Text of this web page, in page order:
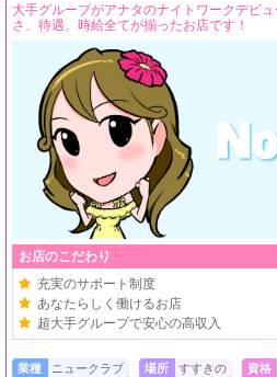
大手グループがアナタのナイトワークデビ
さ、待遇、時給全てが揃ったお店です！
お店のこだわり
充実のサポート制度
あなたらしく働けるお店
超大手グループで安心の高収入
業種 ニュークラブ 場所 すすきの 資格